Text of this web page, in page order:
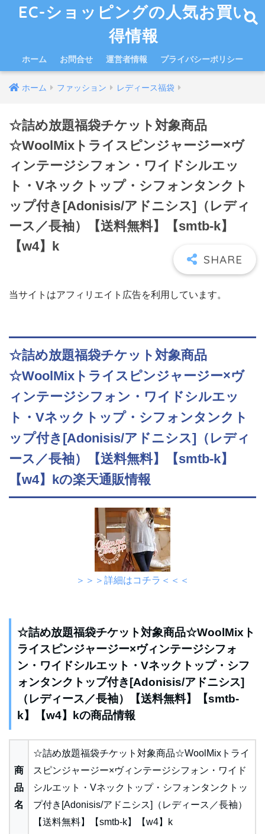
EC-ショッピングの人気お買い
得情報
ホーム お問合せ 運営者情報 プライバシーポリシー
ホーム ファッション レディース福袋
☆詰め放題福袋チケット対象商品
☆WoolMixトライスピンジャージー×ヴ
ィンテージシフォン・ワイドシルエッ
ト・Vネックトップ・シフォンタンクト
ップ付き[Adonisis/アドニシス]（レディ
ース／長袖）【送料無料】【smtb-k】
【w4】k
当サイトはアフィリエイト広告を利用しています。
☆詰め放題福袋チケット対象商品
☆WoolMixトライスピンジャージー×ヴ
ィンテージシフォン・ワイドシルエッ
ト・Vネックトップ・シフォンタンクト
ップ付き[Adonisis/アドニシス]（レディ
ース／長袖）【送料無料】【smtb-k】
【w4】kの楽天通販情報
＞＞＞詳細はコチラ＜＜＜
☆詰め放題福袋チケット対象商品☆WoolMixト
ライスピンジャージー×ヴィンテージシフォ
ン・ワイドシルエット・Vネックトップ・シフ
ォンタンクトップ付き[Adonisis/アドニシス]
（レディース／長袖）【送料無料】【smtb-
k】【w4】kの商品情報
商
品
名
☆詰め放題福袋チケット対象商品☆WoolMixトライ
スピンジャージー×ヴィンテージシフォン・ワイド
シルエット・Vネックトップ・シフォンタンクトッ
プ付き[Adonisis/アドニシス]（レディース／長袖）
【送料無料】【smtb-k】【w4】k